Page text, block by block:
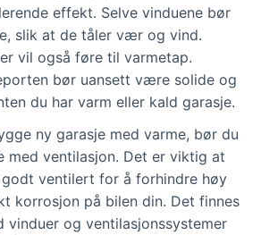
effekt. Selve vinduene bør
slik at de tåler vær og vind.
vil også føre til varmetap.
bør uansett være solide og
du har varm eller kald garasje.
ny garasje med varme, bør du
ventilasjon. Det er viktig at
ventilert for å forhindre høy
korrosjon på bilen din. Det finnes
vinduer og ventilasjonssystemer